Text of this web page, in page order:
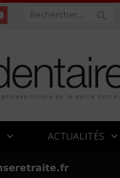
ACTUALITÉS